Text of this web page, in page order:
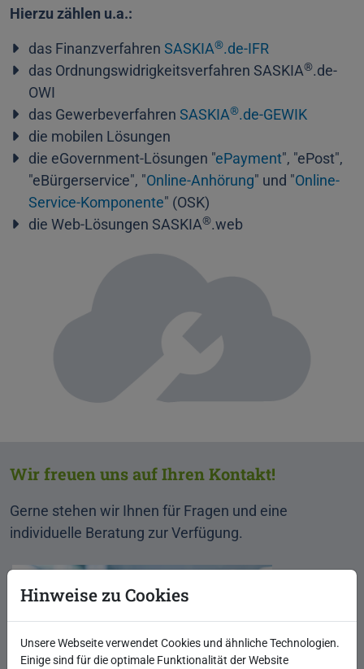
Hierzu zählen u.a.:
das Finanzverfahren SASKIA®.de-IFR
das Ordnungswidrigkeitsverfahren SASKIA®.de-
OWI
das Gewerbeverfahren SASKIA®.de-GEWIK
die mobilen Lösungen
die eGovernment-Lösungen "ePayment", "ePost",
"eBürgerservice", "Online-Anhörung" und "Online-
Service-Komponente" (OSK)
die Web-Lösungen SASKIA®.web
Wir freuen uns auf Ihren Kontakt!
Gerne stehen wir Ihnen für Fragen und eine
individuelle Beratung zur Verfügung.
Hinweise zu Cookies
Unsere Webseite verwendet Cookies und ähnliche Technologien.
Einige sind für die optimale Funktionalität der Website